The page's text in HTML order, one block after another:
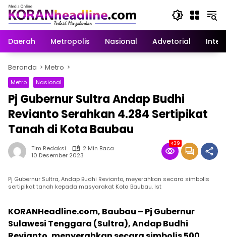
Langsung
konten
Daerah
Metropolis Nasional Advetorial
Beranda Metro
Metro Nasional
Pj Gubernur Sultra Andap Budhi
Revianto Serahkan 4.284 Sertipikat
Tanah di Kota Baubau
Tim Redaksi
2 Min Baca
10 Desember 2023
439
Pj Gubernur Sultra, Andap Budhi Revianto, meyerahkan secara simbolis
sertipikat tanah kepada masyarakat Kota Baubau. Ist
KORANHeadline.com, Baubau – Pj Gubernur
Sulawesi Tenggara (Sultra), Andap Budhi